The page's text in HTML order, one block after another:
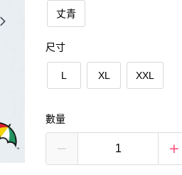
丈青
尺寸
L XL XXL
數量